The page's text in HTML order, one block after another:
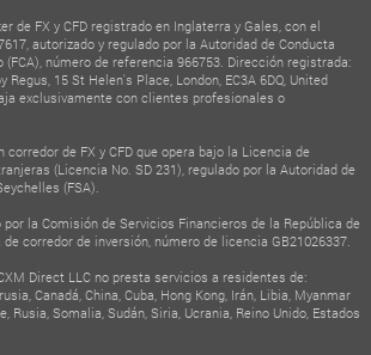
de FX y CFD registrado en Inglaterra y Gales, con el
autorizado y regulado por la Autoridad de Conducta
(FCA), número de referencia 966753. Dirección registrada:
Regus, 15 St Helen's Place, London, EC3A 6DQ, United
exclusivamente con clientes profesionales o
corredor de FX y CFD que opera bajo la Licencia de
(Licencia No. SD 231), regulado por la Autoridad de
(FSA).
la Comisión de Servicios Financieros de la República de
corredor de inversión, número de licencia GB21026337.
Direct LLC no presta servicios a residentes de:
Canadá, China, Cuba, Hong Kong, Irán, Libia, Myanmar
Rusia, Somalia, Sudán, Siria, Ucrania, Reino Unido, Estados